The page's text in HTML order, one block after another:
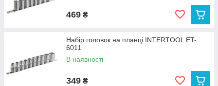
469 ₴
Набір головок на планці INTERTOOL ET-
6011
В наявності
349 ₴